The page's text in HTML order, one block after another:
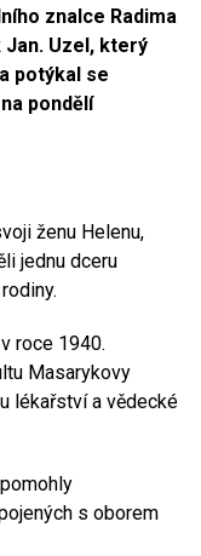
znalce Radima
Uzel, který
potýkal se
pondělí
ženu Helenu,
jednu dceru
roce 1940.
Masarykovy
lékařství a vědecké
s oborem